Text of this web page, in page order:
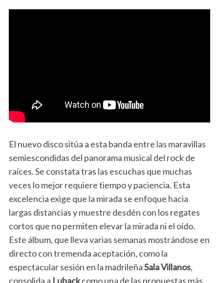
El nuevo disco sitúa a esta banda entre las maravillas
semiescondidas del panorama musical del rock de
raíces. Se constata tras las escuchas que muchas
veces lo mejor requiere tiempo y paciencia. Esta
excelencia exige que la mirada se enfoque hacia
largas distancias y muestre desdén con los regates
cortos que no permiten elevar la mirada ni el oído.
Este álbum, que lleva varias semanas mostrándose en
directo con tremenda aceptación, como la
espectacular sesión en la madrileñaSala Villanos,
consolida a Lubackcomo una de las propuestas más